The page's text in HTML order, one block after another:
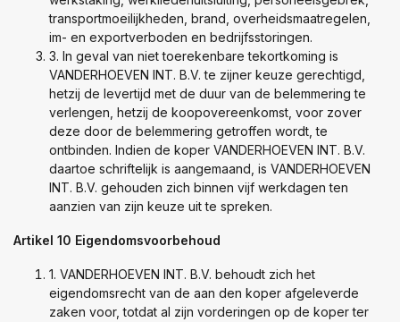
transportmoeilijkheden, brand, overheidsmaatregelen,
im- en exportverboden en bedrijfsstoringen.
3. In geval van niet toerekenbare tekortkoming is
VANDERHOEVEN INT. B.V. te zijner keuze gerechtigd,
hetzij de levertijd met de duur van de belemmering te
verlengen, hetzij de koopovereenkomst, voor zover
deze door de belemmering getroffen wordt, te
ontbinden. Indien de koper VANDERHOEVEN INT. B.V.
daartoe schriftelijk is aangemaand, is VANDERHOEVEN
INT. B.V. gehouden zich binnen vijf werkdagen ten
aanzien van zijn keuze uit te spreken.
Artikel 10 Eigendomsvoorbehoud
1. VANDERHOEVEN INT. B.V. behoudt zich het
eigendomsrecht van de aan den koper afgeleverde
zaken voor, totdat al zijn vorderingen op de koper ter